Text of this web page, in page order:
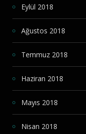
Eylül 2018
Ağustos 2018
Temmuz 2018
Haziran 2018
Mayıs 2018
Nisan 2018